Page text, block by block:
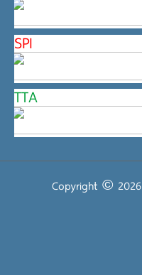
SPI
TTA
Copyright © 2026